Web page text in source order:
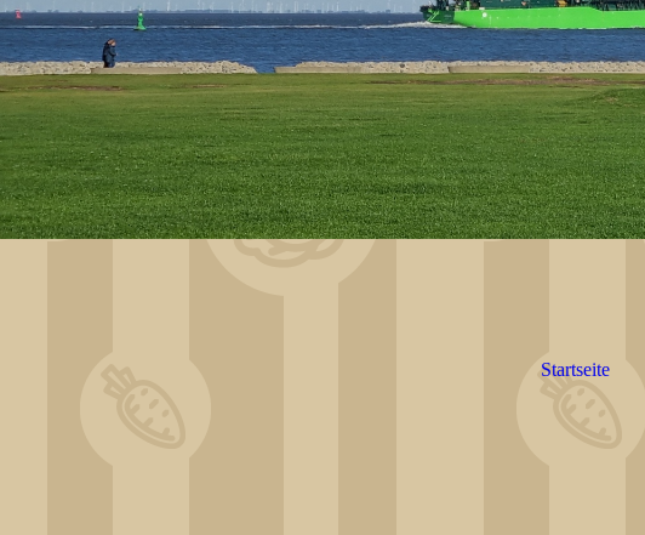
Startseite